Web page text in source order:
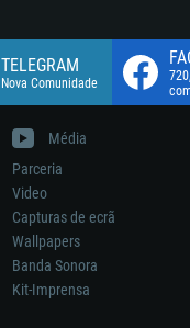
TELEGRAM
Nova Comunidade
Média
Parceria
Video
Capturas de ecrã
Wallpapers
Banda Sonora
Kit-Imprensa